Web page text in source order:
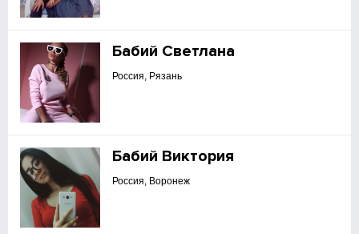
Бабий Светлана
Россия, Рязань
Бабий Виктория
Россия, Воронеж